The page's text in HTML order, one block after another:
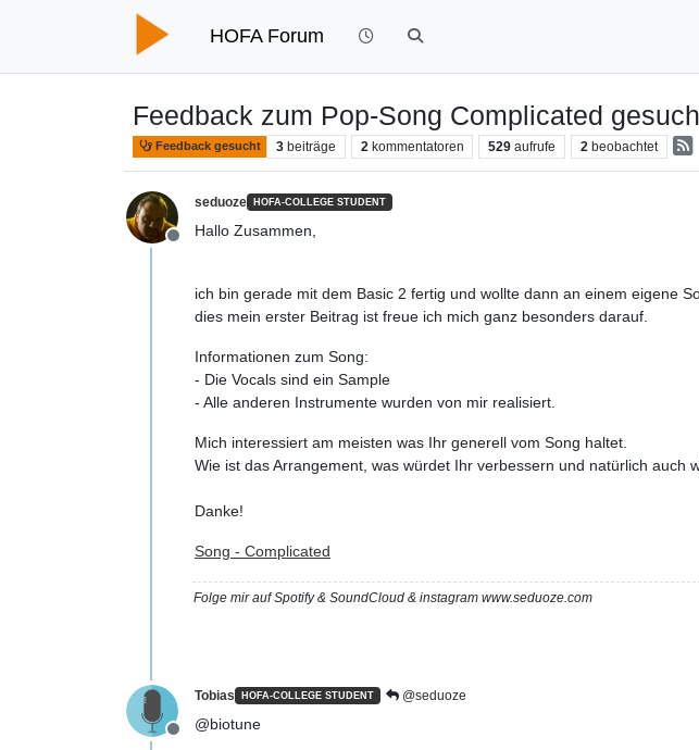
HOFA Forum
Feedback zum Pop-Song Complicated
Feedback gesucht 3 beiträge 2 kommentatoren 529 aufrufe 2 beobachtet
Offline
seduoze HOFA-COLLEGE STUDENT
Hallo Zusammen,
ich bin gerade mit dem Basic 2 fertig und wollte dann an einem eigene
dies mein erster Beitrag ist freue ich mich ganz besonders darauf.
Informationen zum Song:
- Die Vocals sind ein Sample
- Alle anderen Instrumente wurden von mir realisiert.
Mich interessiert am meisten was Ihr generell vom Song haltet.
Wie ist das Arrangement, was würdet Ihr verbessern und natürlich auch
Danke!
Song - Complicated
Folge mir auf Spotify & SoundCloud & instagram www.seduoze.com
Offline
Tobias HOFA-COLLEGE STUDENT @seduoze
@biotune